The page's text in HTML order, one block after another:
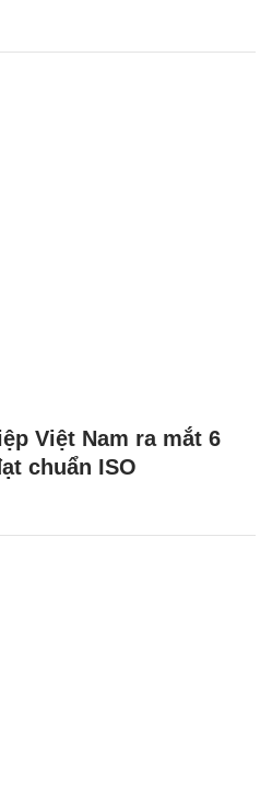
Việt Nam ra mắt 6
chuẩn ISO